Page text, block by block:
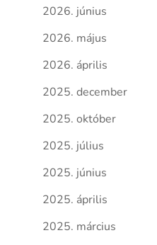
2026. június
2026. május
2026. április
2025. december
2025. október
2025. július
2025. június
2025. április
2025. március